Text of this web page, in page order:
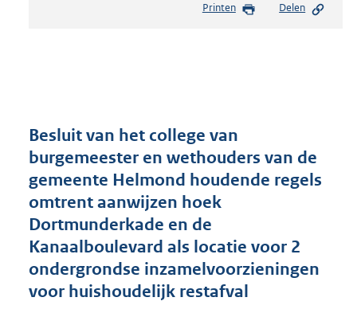
s
r
o
t
t
4
4
K
Printen Delen
Besluit van het college van
burgemeester en wethouders van de
gemeente Helmond houdende regels
omtrent aanwijzen hoek
Dortmunderkade en de
Kanaalboulevard als locatie voor 2
ondergrondse inzamelvoorzieningen
voor huishoudelijk restafval